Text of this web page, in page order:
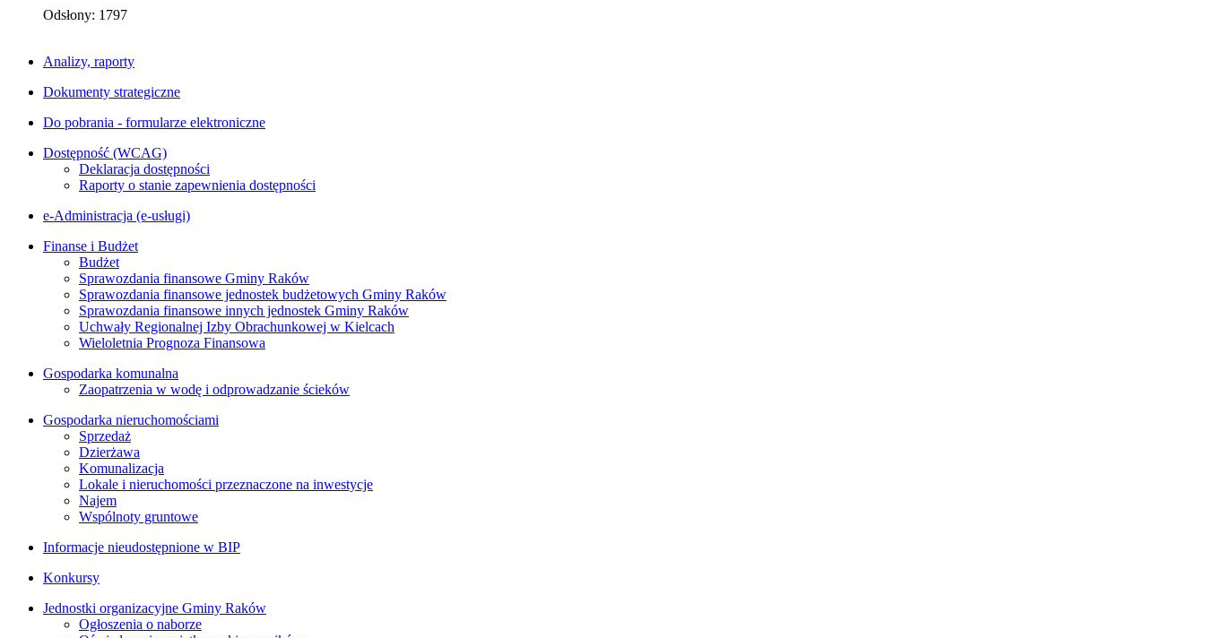
Odsłony: 1797
Analizy, raporty
Dokumenty strategiczne
Do pobrania - formularze elektroniczne
Dostępność (WCAG)
Deklaracja dostępności
Raporty o stanie zapewnienia dostępności
e-Administracja (e-usługi)
Finanse i Budżet
Budżet
Sprawozdania finansowe Gminy Raków
Sprawozdania finansowe jednostek budżetowych Gminy Raków
Sprawozdania finansowe innych jednostek Gminy Raków
Uchwały Regionalnej Izby Obrachunkowej w Kielcach
Wieloletnia Prognoza Finansowa
Gospodarka komunalna
Zaopatrzenia w wodę i odprowadzanie ścieków
Gospodarka nieruchomościami
Sprzedaż
Dzierżawa
Komunalizacja
Lokale i nieruchomości przeznaczone na inwestycje
Najem
Wspólnoty gruntowe
Informacje nieudostępnione w BIP
Konkursy
Jednostki organizacyjne Gminy Raków
Ogłoszenia o naborze